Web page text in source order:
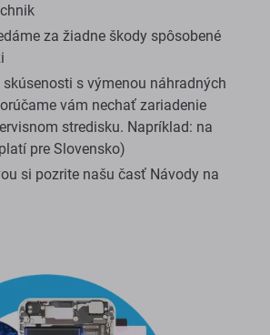
za žiadne škody spôsobené
skúsenosti s výmenou náhradných
vám nechať zariadenie
stredisku. Napríklad: na
pre Slovensko)
si pozrite našu časť Návody na